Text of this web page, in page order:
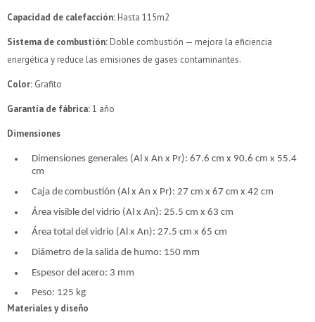
Capacidad de calefacción: Hasta 115m2
Sistema de combustión: Doble combustión — mejora la eficiencia
energética y reduce las emisiones de gases contaminantes.
Color: Grafito
Garantía de fábrica:1 año
Dimensiones
Dimensiones generales (Al x An x Pr): 67.6 cm x 90.6 cm x 55.4
cm
Caja de combustión (Al x An x Pr): 27 cm x 67 cm x 42 cm
Área visible del vidrio (Al x An): 25.5 cm x 63 cm
Área total del vidrio (Al x An): 27.5 cm x 65 cm
Diámetro de la salida de humo: 150 mm
Espesor del acero: 3 mm
Peso: 125 kg
Materiales y diseño
Después, hasta en 12
tarjeta de crédito
Comprá en 3 cuotas sin recargo o hasta en 12
cuotas * ¡Solo con tu cédula!
Celular
¡Tenés hasta
para comprar en las cuotas que
Elegí tus productos preferidos
puede variar por comercio
Parece que no tenes oferta, lamentamos el
¡Algo salió mal!
Después, hasta en 12
tarjeta de crédito
Comprá en 3 cuotas sin recargo o hasta en 12
cuotas * ¡Solo con tu cédula!
Celular
¡Tenés hasta
para comprar en las cuotas que
Elegí tus productos preferidos
puede variar por comercio
Parece que no tenes oferta, lamentamos el
¡Algo salió mal!